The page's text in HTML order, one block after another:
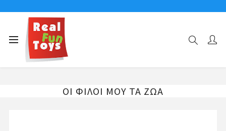
Αρχική σελίδα
Παιδικά Puzzle
ΟΙ ΦΙΛΟΙ ΜΟΥ ΤΑ ΖΩΑ